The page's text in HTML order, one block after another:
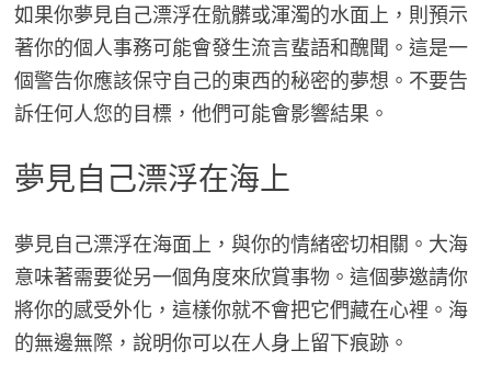
如果你夢見自己漂浮在骯髒或渾濁的水面上，則預示
著你的個人事務可能會發生流言蜚語和醜聞。這是一
個警告你應該保守自己的東西的秘密的夢想。不要告
訴任何人您的目標，他們可能會影響結果。
夢見自己漂浮在海上
夢見自己漂浮在海面上，與你的情緒密切相關。大海
意味著需要從另一個角度來欣賞事物。這個夢邀請你
將你的感受外化，這樣你就不會把它們藏在心裡。海
的無邊無際，說明你可以在人身上留下痕跡。